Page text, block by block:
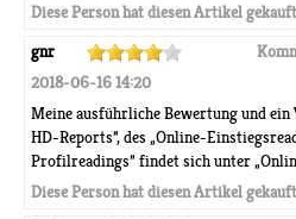
Diese Person hat diesen Artikel
gnr
2018-06-16 14:20
Meine ausführliche Bewertung und ein
HD-Reports”, des „Online-
Profilreadings” findet sich unter
Diese Person hat diesen Artikel